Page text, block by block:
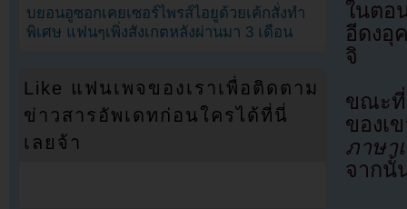
ในตอ
อีดงอุ
จิ
ขณะที่
ของเ
ภาษา
จากนั้
บยอนอูซอกเคยเซอร์ไพรส์ไอยูด้วยเค้กสั่งทำ
พิเศษ แฟนๆเพิ่งสังเกตหลังผ่านมา 3 เดือน
Like แฟนเพจของเราเพื่อติดตาม
ข่าวสารอัพเดทก่อนใครได้ที่นี่
เลยจ้า